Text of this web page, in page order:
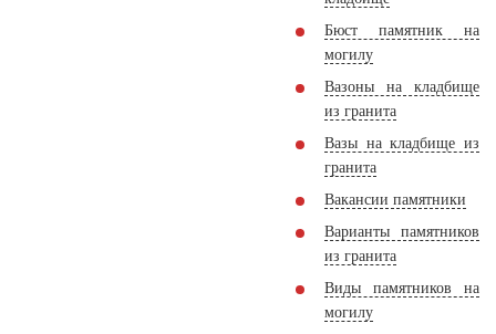
Бюст памятник на
могилу
Вазоны на кладбище
из гранита
Вазы на кладбище из
гранита
Вакансии памятники
Варианты памятников
из гранита
Виды памятников на
могилу